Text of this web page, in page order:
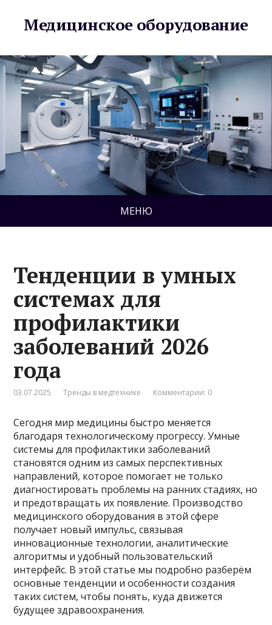
Медицинское оборудование
МЕНЮ
Тенденции в умных
системах для
профилактики
заболеваний 2026
года
03.07.2025 Тренды в медтехнике Комментарии: 0
Сегодня мир медицины быстро меняется
благодаря технологическому прогрессу. Умные
системы для профилактики заболеваний
становятся одним из самых перспективных
направлений, которое помогает не только
диагностировать проблемы на ранних стадиях, но
и предотвращать их появление. Производство
медицинского оборудования в этой сфере
получает новый импульс, связывая
инновационные технологии, аналитические
алгоритмы и удобный пользовательский
интерфейс. В этой статье мы подробно разберём
основные тенденции и особенности создания
таких систем, чтобы понять, куда движется
будущее здравоохранения.